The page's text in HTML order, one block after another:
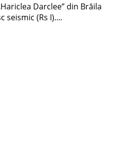
Darclee” din Brăila
seismic (Rs I)....